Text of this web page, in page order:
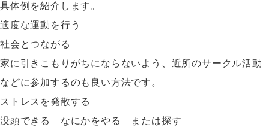
具体例を紹介します。
適度な運動を行う
社会とつながる
家に引きこもりがちにならないよう、近所のサークル活動
などに参加するのも良い方法です。
ストレスを発散する
没頭できる なにかをやる または探す